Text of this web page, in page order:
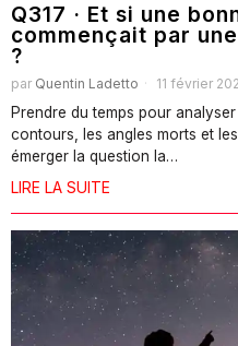
Q317 · Et si une
commençait par
?
par Quentin Ladetto 11 février
Prendre du temps pour
contours, les angles morts et
émerger la question la…
LIRE LA SUITE